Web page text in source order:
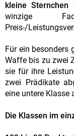
kleine Sternchen
winzige
Preis-/
Für ein besonders
Waffe bis zu zwei
sie für ihre
zwei Prädikate
eine untere Klasse
Die Klassen im